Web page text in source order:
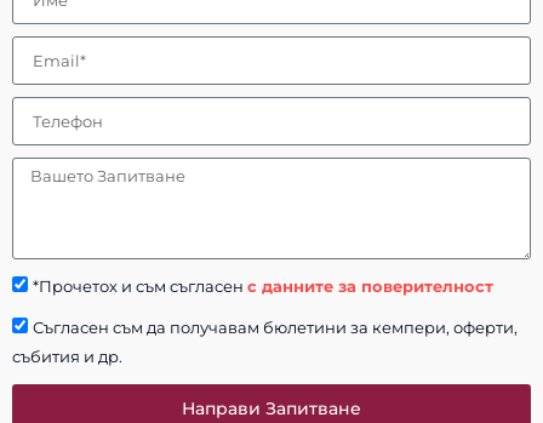
*Прочетох и съм съгласен с данните за поверителност
Съгласен съм да получавам бюлетини за кемпери, оферти,
събития и др.
Направи Запитване